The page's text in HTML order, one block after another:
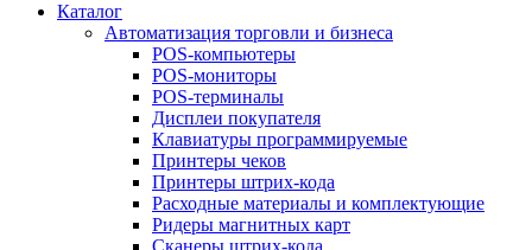
Каталог
Автоматизация торговли и бизнеса
POS-компьютеры
POS-мониторы
POS-терминалы
Дисплеи покупателя
Клавиатуры программируемые
Принтеры чеков
Принтеры штрих-кода
Расходные материалы и комплектующие
Ридеры магнитных карт
Сканеры штрих-кода